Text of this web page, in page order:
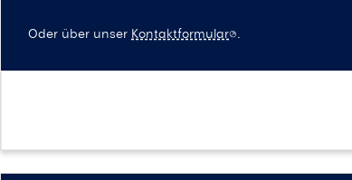
Oder über unser Kontaktformular .